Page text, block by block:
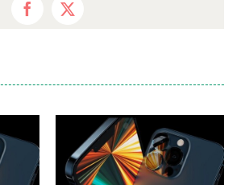
Facebook
X